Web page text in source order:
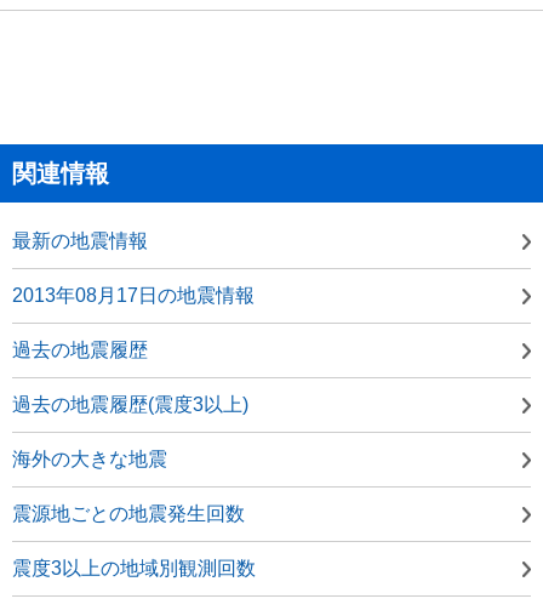
関連情報
最新の地震情報
2013年08月17日の地震情報
過去の地震履歴
過去の地震履歴(震度3以上)
海外の大きな地震
震源地ごとの地震発生回数
震度3以上の地域別観測回数